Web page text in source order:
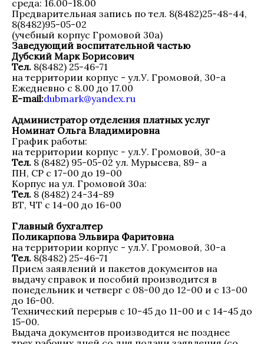
среда: 16.00-18.00
Предварительная запись по тел. 8(8482)25-48-44,
8(8482)95-05-02
(учебный корпус Громовой 30а)
Заведующий воспитательной частью
Дубский Марк Борисович
Тел. 8(8482) 25-46-71
на территории корпус - ул.У. Громовой, 30-а
Ежедневно с 8.00 до 17.00
E-mail:dubmark@yandex.ru
Администратор отделения платных услуг
Номинат Ольга Владимировна
График работы:
на территории корпус - ул.У. Громовой, 30-а
Тел. 8 (8482) 95-05-02 ул. Мурысева, 89- а
ПН, СР с 17-00 до 19-00
Корпус на ул. Громовой 30а:
Тел. 8 (8482) 24-34-89
ВТ, ЧТ с 14-00 до 16-00
Главный бухгалтер
Поликарпова Эльвира Фаритовна
на территории корпус - ул.У. Громовой, 30-а
Тел. 8(8482) 25-46-71
Прием заявлений и пакетов документов на
выдачу справок и пособий производится в
понедельник и четверг с 08-00 до 12-00 и с 13-00
до 16-00.
Технический перерыв с 10-45 до 11-00 и с 14-45 до
15-00.
Выдача документов производится не позднее